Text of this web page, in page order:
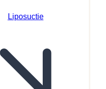
Liposuctie